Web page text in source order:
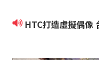
HTC打造虛擬偶像